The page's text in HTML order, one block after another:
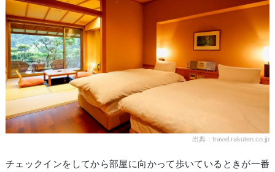
出典：travel.rakuten.co.jp
チェックインをしてから部屋に向かって歩いているときが一番